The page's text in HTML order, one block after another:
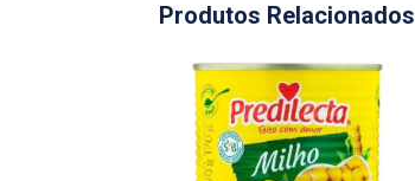
Produtos Relacionados